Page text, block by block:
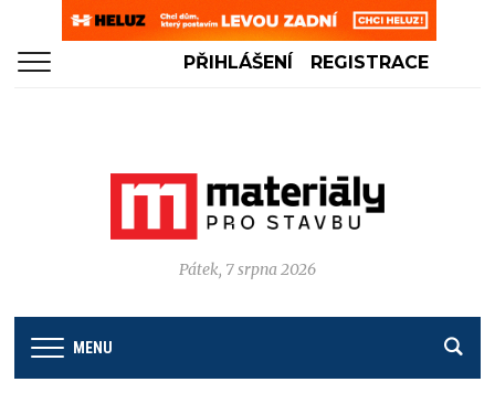
PŘIHLÁŠENÍ REGISTRACE
Pátek, 7 srpna 2026
MENU